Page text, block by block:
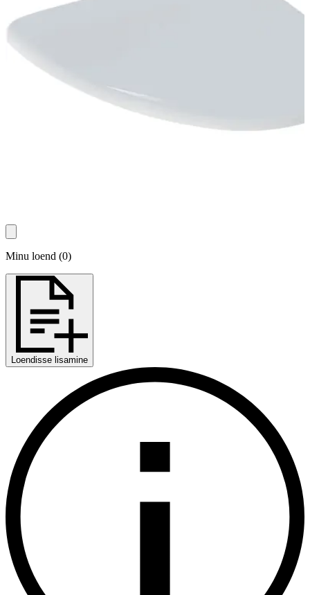
Minu loend (0)
Loendisse lisamine